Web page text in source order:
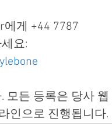
게 +44 7787
요:
모든 등록은 당사 웹
인으로 진행됩니다.